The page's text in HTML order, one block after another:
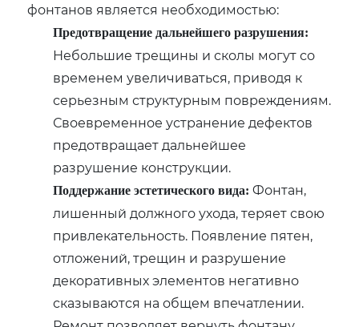
фонтанов является необходимостью:
Предотвращение дальнейшего разрушения:
Небольшие трещины и сколы могут со
временем увеличиваться, приводя к
серьезным структурным повреждениям.
Своевременное устранение дефектов
предотвращает дальнейшее
разрушение конструкции.
Поддержание эстетического вида: Фонтан,
лишенный должного ухода, теряет свою
привлекательность. Появление пятен,
отложений, трещин и разрушение
декоративных элементов негативно
сказываются на общем впечатлении.